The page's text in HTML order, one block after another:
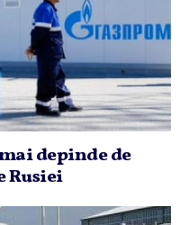
depinde de
Rusiei